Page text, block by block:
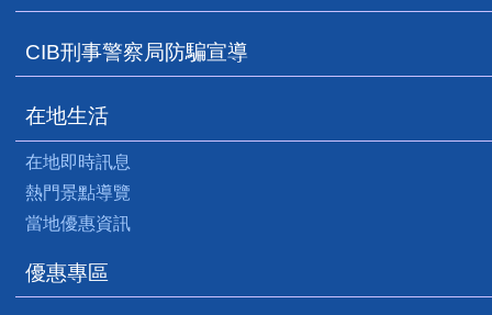
CIB刑事警察局防騙宣導
在地生活
在地即時訊息
熱門景點導覽
當地優惠資訊
優惠專區